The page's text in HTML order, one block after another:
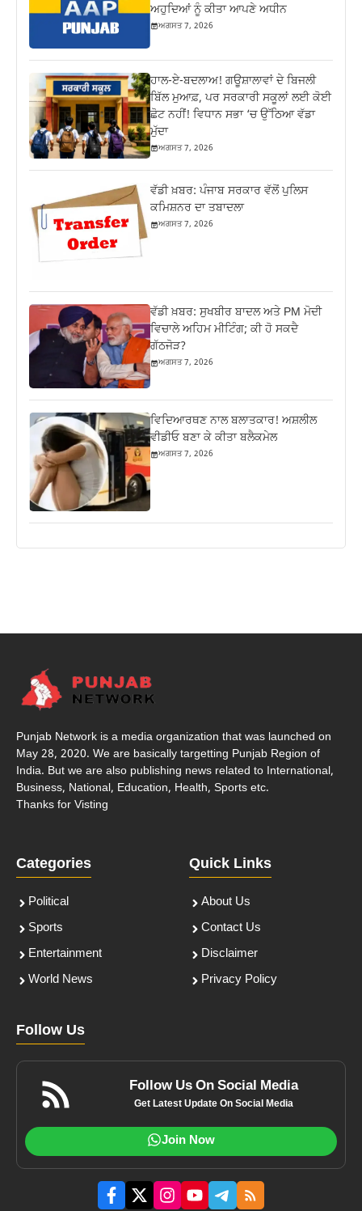
ਅਹੁਦਿਆਂ ਨੂੰ ਕੀਤਾ ਆਪਣੇ ਅਧੀਨ
ਅਗਸਤ 7, 2026
ਹਾਲ-ਏ-ਬਦਲਾਅ! ਗਊਸ਼ਾਲਾਵਾਂ ਦੇ ਬਿਜਲੀ
ਬਿੱਲ ਮੁਆਫ਼, ਪਰ ਸਰਕਾਰੀ ਸਕੂਲਾਂ ਲਈ ਕੋਈ
ਛੋਟ ਨਹੀਂ! ਵਿਧਾਨ ਸਭਾ ‘ਚ ਉੱਠਿਆ ਵੱਡਾ
ਮੁੱਦਾ
ਅਗਸਤ 7, 2026
ਵੱਡੀ ਖ਼ਬਰ: ਪੰਜਾਬ ਸਰਕਾਰ ਵੱਲੋਂ ਪੁਲਿਸ
ਕਮਿਸ਼ਨਰ ਦਾ ਤਬਾਦਲਾ
ਅਗਸਤ 7, 2026
ਵੱਡੀ ਖ਼ਬਰ: ਸੁਖਬੀਰ ਬਾਦਲ ਅਤੇ PM ਮੋਦੀ
ਵਿਚਾਲੇ ਅਹਿਮ ਮੀਟਿੰਗ; ਕੀ ਹੋ ਸਕਦੈ
ਗੱਠਜੋੜ?
ਅਗਸਤ 7, 2026
ਵਿਦਿਆਰਥਣ ਨਾਲ ਬਲਾਤਕਾਰ! ਅਸ਼ਲੀਲ
ਵੀਡੀਓ ਬਣਾ ਕੇ ਕੀਤਾ ਬਲੈਕਮੇਲ
ਅਗਸਤ 7, 2026
Punjab Network is a media organization that was launched on
May 28, 2020. We are basically targetting Punjab Region of
India. But we are also publishing news related to International,
Business, National, Education, Health, Sports etc.
Thanks for Visting
Categories
Political
Sports
Entertainment
World News
Quick Links
About Us
Contact Us
Disclaimer
Privacy Policy
Follow Us
Follow Us On Social Media
Get Latest Update On Social Media
Join Now